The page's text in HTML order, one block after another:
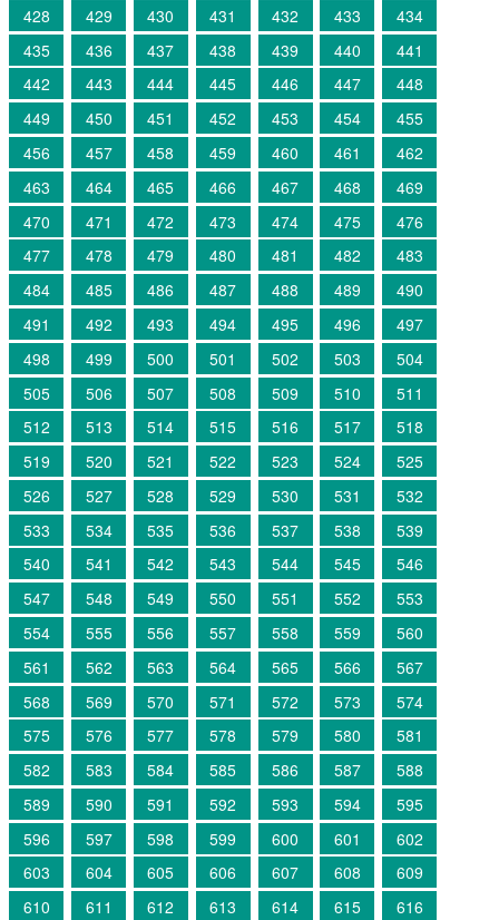
428
429 430 431 432 433
434
435
436 437 438 439 440
441
442
443 444 445 446 447
448
449
450 451 452 453 454
455
456
457 458 459 460 461
462
463
464 465 466 467 468
469
470
471 472 473 474 475
476
477
478 479 480 481 482
483
484
485 486 487 488 489
490
491
492 493 494 495 496
497
498
499 500 501 502 503
504
505
506 507 508 509 510
511
512
513 514 515 516 517
518
519
520 521 522 523 524
525
526
527 528 529 530 531
532
533
534 535 536 537 538
539
540
541 542 543 544 545
546
547
548 549 550 551 552
553
554
555 556 557 558 559
560
561
562 563 564 565 566
567
568
569 570 571 572 573
574
575
576 577 578 579 580
581
582
583 584 585 586 587
588
589
590 591 592 593 594
595
596
597 598 599 600 601
602
603
604 605 606 607 608
609
610
611 612 613 614 615
616